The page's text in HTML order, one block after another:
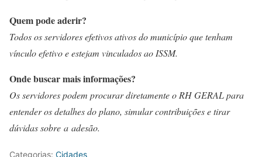
Quem pode aderir?
Todos os servidores efetivos ativos do município que tenham
vínculo efetivo e estejam vinculados ao ISSM.
Onde buscar mais informações?
Os servidores podem procurar diretamente o RH GERAL para
entender os detalhes do plano, simular contribuições e tirar
dúvidas sobre a adesão.
Categorias: Cidades